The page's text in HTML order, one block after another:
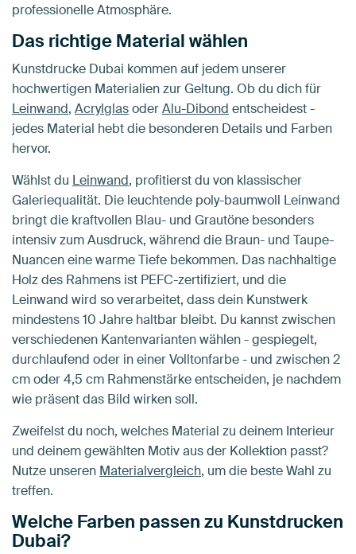
professionelle Atmosphäre.
Das richtige Material wählen
Kunstdrucke Dubai kommen auf jedem unserer
hochwertigen Materialien zur Geltung. Ob du dich für
Leinwand, AcrylglasoderAlu-Dibond entscheidest -
jedes Material hebt die besonderen Details und Farben
hervor.
Wählst du Leinwand, profitierst du von klassischer
Galeriequalität. Die leuchtende poly-baumwoll Leinwand
bringt die kraftvollen Blau- und Grautöne besonders
intensiv zum Ausdruck, während die Braun- und Taupe-
Nuancen eine warme Tiefe bekommen. Das nachhaltige
Holz des Rahmens ist PEFC-zertifiziert, und die
Leinwand wird so verarbeitet, dass dein Kunstwerk
mindestens 10 Jahre haltbar bleibt. Du kannst zwischen
verschiedenen Kantenvarianten wählen - gespiegelt,
durchlaufend oder in einer Volltonfarbe - und zwischen 2
cm oder 4,5 cm Rahmenstärke entscheiden, je nachdem
wie präsent das Bild wirken soll.
Zweifelst du noch, welches Material zu deinem Interieur
und deinem gewählten Motiv aus der Kollektion passt?
Nutze unseren Materialvergleich, um die beste Wahl zu
treffen.
Welche Farben passen zu Kunstdrucken
Dubai?